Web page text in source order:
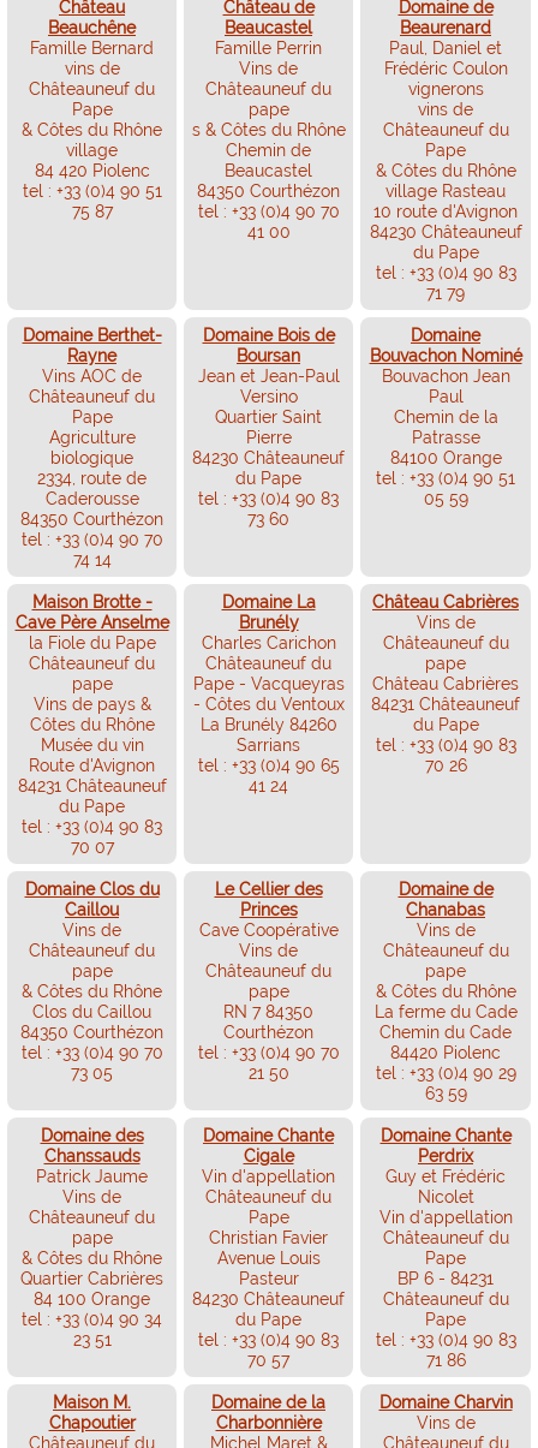
Château
Beauchêne
Famille Bernard
vins de
Châteauneuf du
Pape
& Côtes du Rhône
village
84 420 Piolenc
tel : +33 (0)4 90 51
75 87
Château de
Beaucastel
Famille Perrin
Vins de
Châteauneuf du
pape
s & Côtes du Rhône
Chemin de
Beaucastel
84350 Courthézon
tel : +33 (0)4 90 70
41 00
Domaine de
Beaurenard
Paul, Daniel et
Frédéric Coulon
vignerons
vins de
Châteauneuf du
Pape
& Côtes du Rhône
village Rasteau
10 route d'Avignon
84230 Châteauneuf
du Pape
tel : +33 (0)4 90 83
71 79
Domaine Berthet-
Rayne
Vins AOC de
Châteauneuf du
Pape
Agriculture
biologique
2334, route de
Caderousse
84350 Courthézon
tel : +33 (0)4 90 70
74 14
Domaine Bois de
Boursan
Jean et Jean-Paul
Versino
Quartier Saint
Pierre
84230 Châteauneuf
du Pape
tel : +33 (0)4 90 83
73 60
Domaine
Bouvachon Nominé
Bouvachon Jean
Paul
Chemin de la
Patrasse
84100 Orange
tel : +33 (0)4 90 51
05 59
Maison Brotte -
Cave Père Anselme
la Fiole du Pape
Châteauneuf du
pape
Vins de pays &
Côtes du Rhône
Musée du vin
Route d'Avignon
84231 Châteauneuf
du Pape
tel : +33 (0)4 90 83
70 07
Domaine La
Brunély
Charles Carichon
Châteauneuf du
Pape - Vacqueyras
- Côtes du Ventoux
La Brunély 84260
Sarrians
tel : +33 (0)4 90 65
41 24
Château Cabrières
Vins de
Châteauneuf du
pape
Château Cabrières
84231 Châteauneuf
du Pape
tel : +33 (0)4 90 83
70 26
Domaine Clos du
Caillou
Vins de
Châteauneuf du
pape
& Côtes du Rhône
Clos du Caillou
84350 Courthézon
tel : +33 (0)4 90 70
73 05
Le Cellier des
Princes
Cave Coopérative
Vins de
Châteauneuf du
pape
RN 7 84350
Courthézon
tel : +33 (0)4 90 70
21 50
Domaine de
Chanabas
Vins de
Châteauneuf du
pape
& Côtes du Rhône
La ferme du Cade
Chemin du Cade
84420 Piolenc
tel : +33 (0)4 90 29
63 59
Domaine des
Chanssauds
Patrick Jaume
Vins de
Châteauneuf du
pape
& Côtes du Rhône
Quartier Cabrières
84 100 Orange
tel : +33 (0)4 90 34
23 51
Domaine Chante
Cigale
Vin d'appellation
Châteauneuf du
Pape
Christian Favier
Avenue Louis
Pasteur
84230 Châteauneuf
du Pape
tel : +33 (0)4 90 83
70 57
Domaine Chante
Perdrix
Guy et Frédéric
Nicolet
Vin d'appellation
Châteauneuf du
Pape
BP 6 - 84231
Châteauneuf du
Pape
tel : +33 (0)4 90 83
71 86
Maison M.
Chapoutier
Châteauneuf du
Domaine de la
Charbonnière
Michel Maret &
Domaine Charvin
Vins de
Châteauneuf du